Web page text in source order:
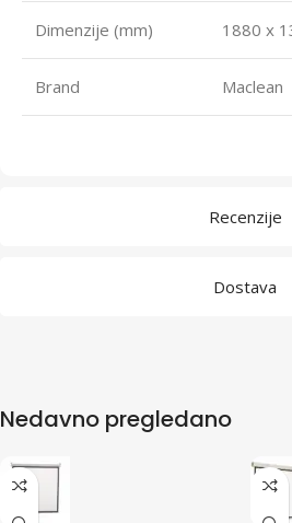
Recenzije
Dostava
Dimenzije (mm) 1880 x
Brand Maclean
Nedavno pregledano